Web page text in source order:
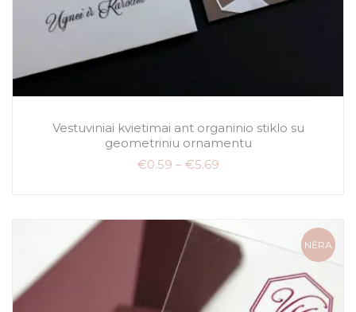
Vestuviniai kvietimai ant organinio stiklo su
geometriniu ornamentu
€0.59 – €5.69
NĖRA